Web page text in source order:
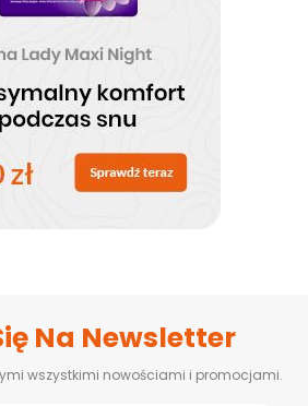
Na Newsletter
wszystkimi nowościami i promocjami.